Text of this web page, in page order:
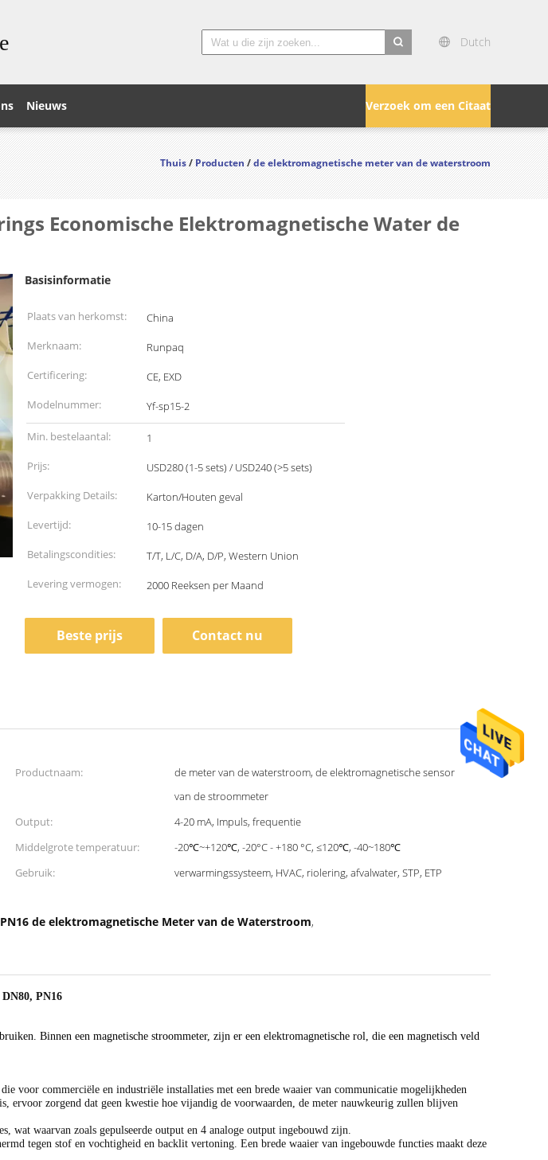
Dutch
Verzoek om een Citaat
Nieuws
Thuis/Producten/de elektromagnetische meter van de waterstroom
Economische Elektromagnetische Water de
Basisinformatie
Plaats van herkomst:
China
Merknaam:
Runpaq
Certificering:
CE, EXD
Modelnummer:
Yf-sp15-2
Min. bestelaantal:
1
Prijs:
USD280 (1-5 sets) / USD240 (>5 sets)
Verpakking Details:
Karton/Houten geval
Levertijd:
10-15 dagen
Betalingscondities:
T/T, L/C, D/A, D/P, Western Union
Levering vermogen:
2000 Reeksen per Maand
Beste prijs Contact nu
Productnaam:
de meter van de waterstroom, de elektromagnetische sensor
van de stroommeter
Output:
4-20 mA, Impuls, frequentie
Middelgrote temperatuur:
-20℃~+120℃, -20°C - +180 °C, ≤120℃, -40~180℃
Gebruik: verwarmingssysteem, HVAC, riolering, afvalwater, STP, ETP
PN16 de elektromagnetische Meter van de Waterstroom,
PN16
Binnen een magnetische stroommeter, zijn er een elektromagnetische rol, die een magnetisch veld
voor commerciële en industriële installaties met een brede waaier van communicatie mogelijkheden
ervoor zorgend dat geen kwestie hoe vijandig de voorwaarden, de meter nauwkeurig zullen blijven
wat waarvan zoals gepulseerde output en 4 analoge output ingebouwd zijn.
tegen stof en vochtigheid en backlit vertoning. Een brede waaier van ingebouwde functies maakt deze